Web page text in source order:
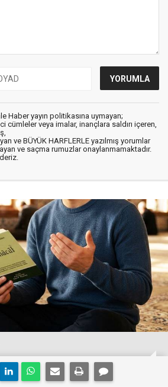
Haber yayın politikasına uymayan;
cümleler veya imalar, inançlara saldırı içeren,
ve BÜYÜK HARFLERLE yazılmış yorumlar
ve saçma rumuzlar onaylanmamaktadır.